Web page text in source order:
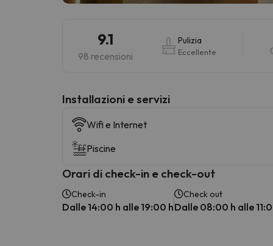
9.1
98 recensioni
Pulizia
Eccellente
Installazioni e servizi
Wifi e Internet
Piscine
Orari di check-in e check-out
Check-in
Dalle 14:00 h alle 19:00 h
Check out
Dalle 08:00 h alle